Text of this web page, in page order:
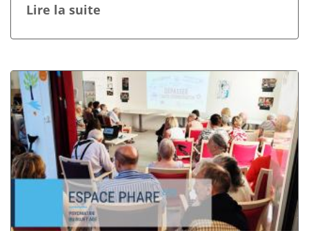
Lire la suite